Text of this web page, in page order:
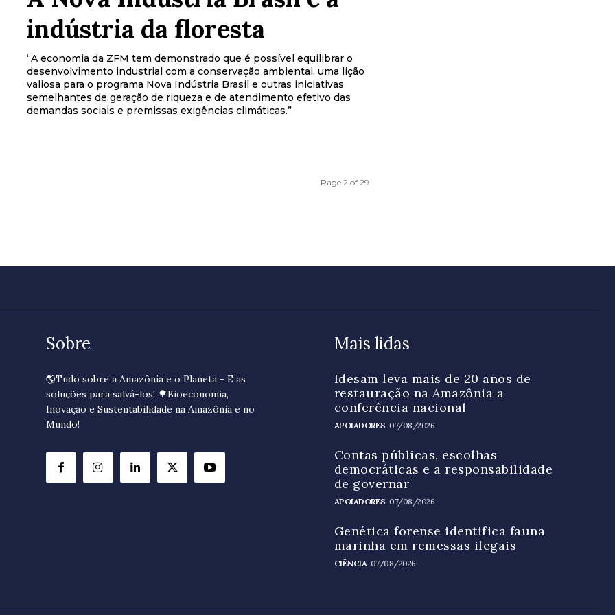
indústria da floresta
“A economia da ZFM tem demonstrado que é possível equilibrar o
desenvolvimento industrial com a conservação ambiental, uma lição
valiosa para o programa Nova Indústria Brasil e outras iniciativas
semelhantes de geração de riqueza e de atendimento efetivo das
demandas sociais e premissas exigências climáticas.”
Page 2 of 29
Sobre
🌎Tudo sobre a Amazônia e o Planeta - E as
soluções para salvá-los! 🌳Bioeconomia,
Inovação e Sustentabilidade na Amazônia e no
Mundo!
Mais lidas
Idesam leva mais de 20 anos de
restauração na Amazônia a
conferência nacional
APOIADORES 07/08/2026
Contas públicas, escolhas
democráticas e a responsabilidade
de governar
APOIADORES 07/08/2026
Genética forense identifica fauna
marinha em remessas ilegais
CIÊNCIA 07/08/2026